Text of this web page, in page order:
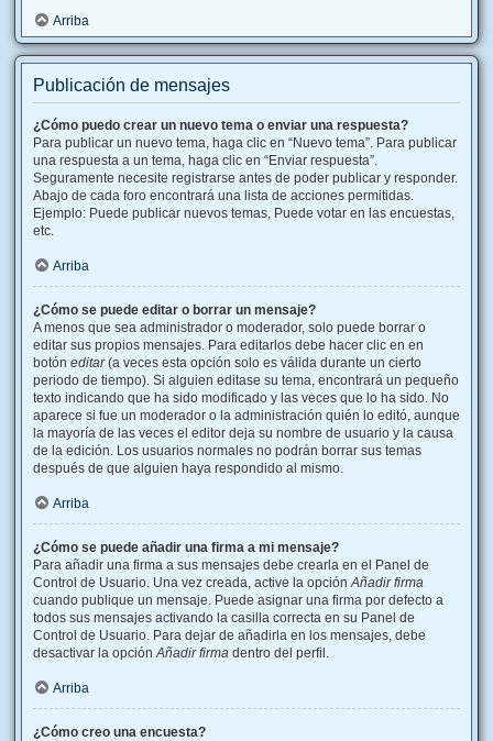
Arriba
Publicación de mensajes
¿Cómo puedo crear un nuevo tema o enviar una respuesta?
Para publicar un nuevo tema, haga clic en “Nuevo tema”. Para publicar
una respuesta a un tema, haga clic en “Enviar respuesta”.
Seguramente necesite registrarse antes de poder publicar y responder.
Abajo de cada foro encontrará una lista de acciones permitidas.
Ejemplo: Puede publicar nuevos temas, Puede votar en las encuestas,
etc.
Arriba
¿Cómo se puede editar o borrar un mensaje?
A menos que sea administrador o moderador, solo puede borrar o
editar sus propios mensajes. Para editarlos debe hacer clic en en
botón editar(a veces esta opción solo es válida durante un cierto
periodo de tiempo). Si alguien editase su tema, encontrará un pequeño
texto indicando que ha sido modificado y las veces que lo ha sido. No
aparece si fue un moderador o la administración quién lo editó, aunque
la mayoría de las veces el editor deja su nombre de usuario y la causa
de la edición. Los usuarios normales no podrán borrar sus temas
después de que alguien haya respondido al mismo.
Arriba
¿Cómo se puede añadir una firma a mi mensaje?
Para añadir una firma a sus mensajes debe crearla en el Panel de
Control de Usuario. Una vez creada, active la opciónAñadir firma
cuando publique un mensaje. Puede asignar una firma por defecto a
todos sus mensajes activando la casilla correcta en su Panel de
Control de Usuario. Para dejar de añadirla en los mensajes, debe
desactivar la opciónAñadir firma dentro del perfil.
Arriba
¿Cómo creo una encuesta?